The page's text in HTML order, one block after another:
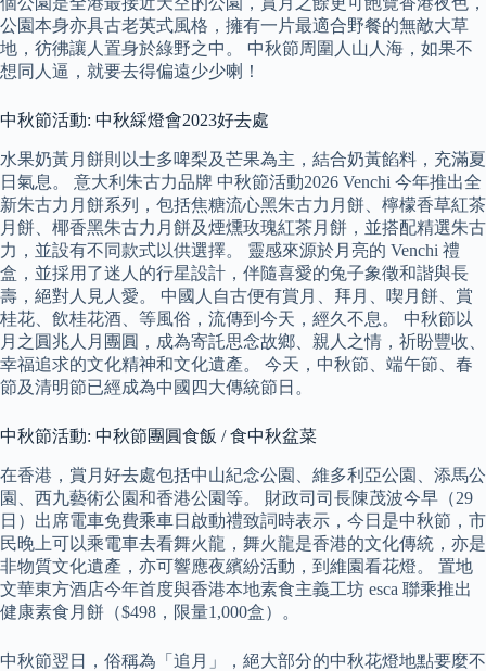
公園本身亦具古老英式風格，擁有一片最適合野餐的無敵大草
地，彷彿讓人置身於綠野之中。 中秋節周圍人山人海，如果不
想同人逼，就要去得偏遠少少喇！
中秋節活動: 中秋綵燈會2023好去處
水果奶黃月餅則以士多啤梨及芒果為主，結合奶黃餡料，充滿夏
日氣息。 意大利朱古力品牌 中秋節活動2026 Venchi 今年推出全
新朱古力月餅系列，包括焦糖流心黑朱古力月餅、檸檬香草紅茶
月餅、椰香黑朱古力月餅及煙燻玫瑰紅茶月餅，並搭配精選朱古
力，並設有不同款式以供選擇。 靈感來源於月亮的 Venchi 禮
盒，並採用了迷人的行星設計，伴隨喜愛的兔子象徵和諧與⻑
壽，絕對人見人愛。 中國人自古便有賞月、拜月、喫月餅、賞
桂花、飲桂花酒、等風俗，流傳到今天，經久不息。 中秋節以
月之圓兆人月團圓，成為寄託思念故鄉、親人之情，祈盼豐收、
幸福追求的文化精神和文化遺產。 今天，中秋節、端午節、春
節及清明節已經成為中國四大傳統節日。
中秋節活動: 中秋節團圓食飯 / 食中秋盆菜
在香港，賞月好去處包括中山紀念公園、維多利亞公園、添馬公
園、西九藝術公園和香港公園等。 財政司司長陳茂波今早（29
日）出席電車免費乘車日啟動禮致詞時表示，今日是中秋節，市
民晚上可以乘電車去看舞火龍，舞火龍是香港的文化傳統，亦是
非物質文化遺產，亦可響應夜繽紛活動，到維園看花燈。 置地
文華東方酒店今年首度與香港本地素食主義工坊 esca 聯乘推出
健康素食月餅（$498，限量1,000盒）。
中秋節翌日，俗稱為「追月」，絕大部分的中秋花燈地點要麼不